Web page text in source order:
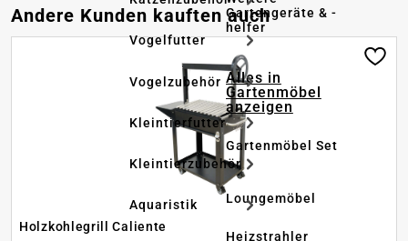
Vogelfutter
Vogelzubehör
Kleintierfutter
Kleintierzubehör
Aquaristik
Gartengeräte & -
helfer
Alles in
Gartenmöbel
anzeigen
Gartenmöbel Set
Loungemöbel
Heizstrahler
Produktgalerie überspringen
Andere Kunden kauften auch
Holzkohlegrill Caliente